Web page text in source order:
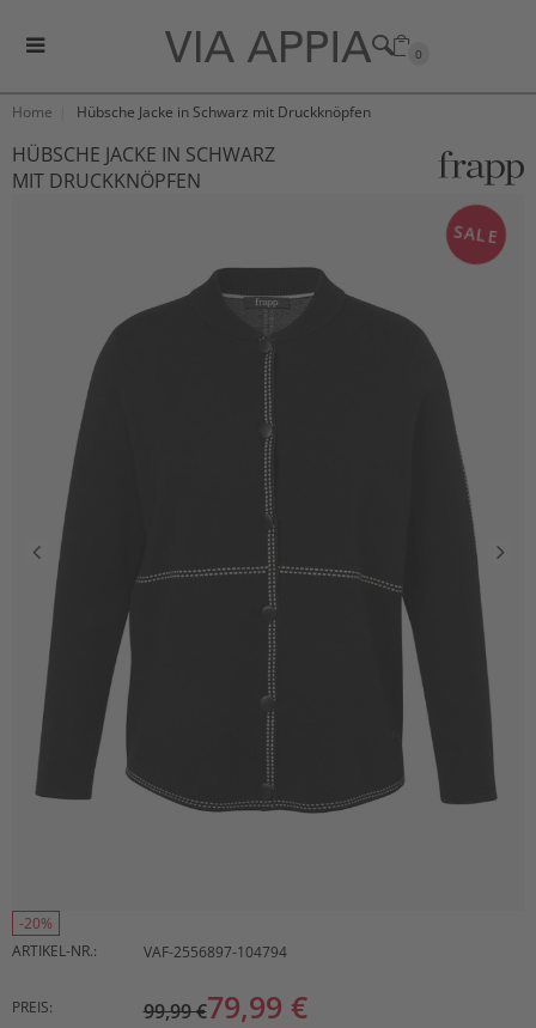
0
Home Hübsche Jacke in Schwarz mit Druckknöpfen
HÜBSCHE JACKE IN SCHWARZ
MIT DRUCKKNÖPFEN
SALE
-20%
ARTIKEL-NR.:
VAF-2556897-104794
PREIS: 99,99 €79,99 €